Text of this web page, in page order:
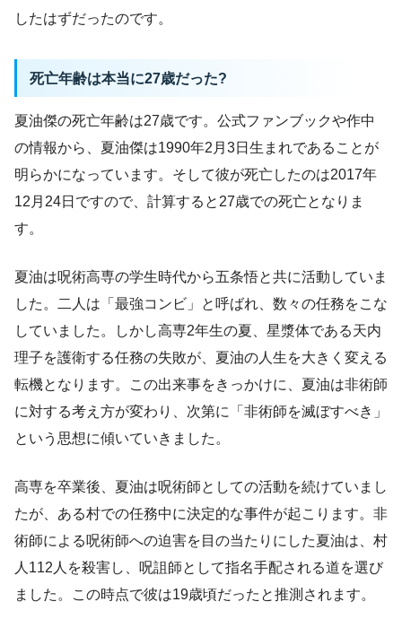
したはずだったのです。
死亡年齢は本当に27歳だった?
夏油傑の死亡年齢は27歳です。公式ファンブックや作中
の情報から、夏油傑は1990年2月3日生まれであることが
明らかになっています。そして彼が死亡したのは2017年
12月24日ですので、計算すると27歳での死亡となりま
す。
夏油は呪術高専の学生時代から五条悟と共に活動していま
した。二人は「最強コンビ」と呼ばれ、数々の任務をこな
していました。しかし高専2年生の夏、星漿体である天内
理子を護衛する任務の失敗が、夏油の人生を大きく変える
転機となります。この出来事をきっかけに、夏油は非術師
に対する考え方が変わり、次第に「非術師を滅ぼすべき」
という思想に傾いていきました。
高専を卒業後、夏油は呪術師としての活動を続けていまし
たが、ある村での任務中に決定的な事件が起こります。非
術師による呪術師への迫害を目の当たりにした夏油は、村
人112人を殺害し、呪詛師として指名手配される道を選び
ました。この時点で彼は19歳頃だったと推測されます。